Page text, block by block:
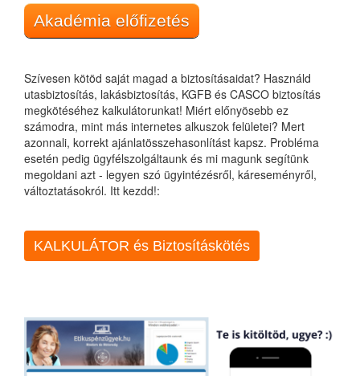
Akadémia előfizetés
Szívesen kötöd saját magad a biztosításaidat? Használd
utasbiztosítás, lakásbiztosítás, KGFB és CASCO biztosítás
megkötéséhez kalkulátorunkat! Miért előnyösebb ez
számodra, mint más internetes alkuszok felületei? Mert
azonnali, korrekt ajánlatösszehasonlítást kapsz. Probléma
esetén pedig ügyfélszolgáltaunk és mi magunk segítünk
megoldani azt - legyen szó ügyintézésről, káreseményről,
változtatásokról. Itt kezdd!:
KALKULÁTOR és Biztosításkötés